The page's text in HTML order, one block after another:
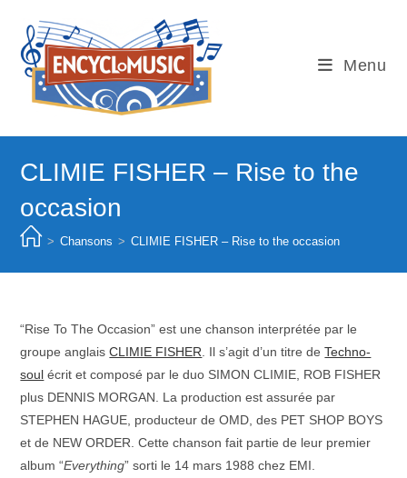
content
Menu
CLIMIE FISHER – Rise to the
occasion
> Chansons > CLIMIE FISHER – Rise to the occasion
“Rise To The Occasion” est une chanson interprétée par le
groupe anglaisCLIMIE FISHER . Il s’agit d’un titre deTechno-
soul écrit et composé par le duo SIMON CLIMIE, ROB FISHER
plus DENNIS MORGAN. La production est assurée par
STEPHEN HAGUE, producteur de OMD, des PET SHOP BOYS
et de NEW ORDER. Cette chanson fait partie de leur premier
album “Everything” sorti le 14 mars 1988 chez EMI.